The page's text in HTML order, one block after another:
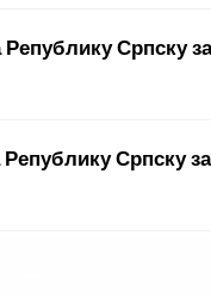
Српску за
Српску за